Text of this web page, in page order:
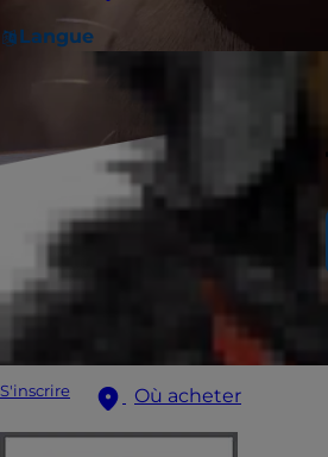
Langue
S'inscrire Où acheter